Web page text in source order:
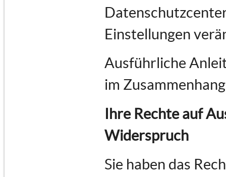
Einstellungen
Ausführliche
im
Ihre Rechte auf
Widerspruch
Sie haben das